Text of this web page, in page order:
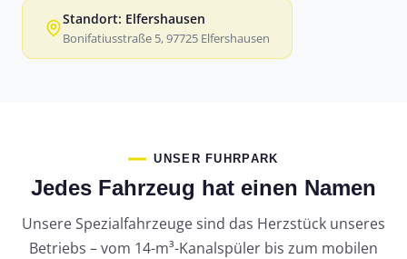
Standort: Elfershausen
Bonifatiusstraße 5, 97725 Elfershausen
UNSER FUHRPARK
Jedes Fahrzeug hat einen Namen
Unsere Spezialfahrzeuge sind das Herzstück unseres
Betriebs – vom 14-m³-Kanalspüler bis zum mobilen